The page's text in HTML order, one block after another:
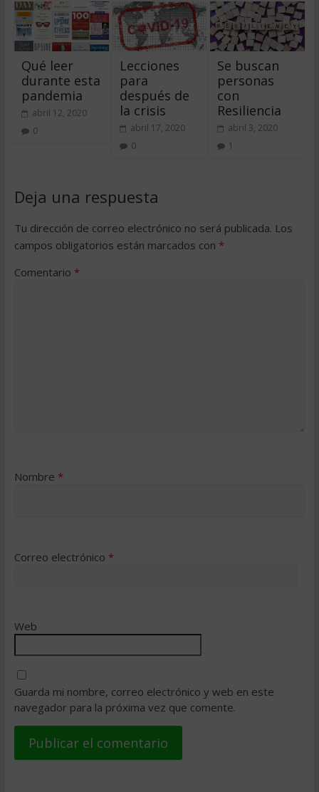
Qué leer
durante esta
pandemia
abril 12, 2020
0
Lecciones
para
después de
la crisis
abril 17, 2020
0
Se buscan
personas
con
Resiliencia
abril 3, 2020
1
Deja una respuesta
Tu dirección de correo electrónico no será publicada. Los
campos obligatorios están marcados con *
Comentario *
Nombre *
Correo electrónico *
Web
Guarda mi nombre, correo electrónico y web en este
navegador para la próxima vez que comente.